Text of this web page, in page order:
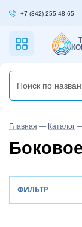
+7 (342) 255 48 65
Главная — Каталог
ФИЛЬТР